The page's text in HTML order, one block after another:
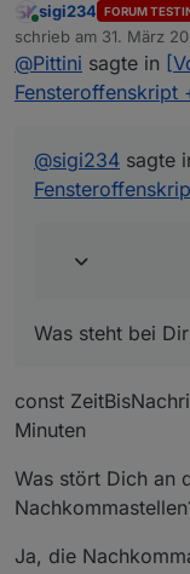
Minuten
Was steht
Meldung, die
Online
sigi234 FORUM
schrieb am 31. März
zuletzt editiert von
@Pittini sagte in
Fensteroffenskript
@sigi234 sagte
Was steht bei
const
Minuten
Was stört Dich an
Ja, die